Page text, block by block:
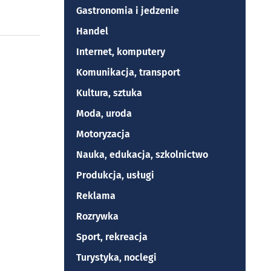
Gastronomia i jedzenie
Handel
Internet, komputery
Komunikacja, transport
Kultura, sztuka
Moda, uroda
Motoryzacja
Nauka, edukacja, szkolnictwo
Produkcja, usługi
Reklama
Rozrywka
Sport, rekreacja
Turystyka, noclegi